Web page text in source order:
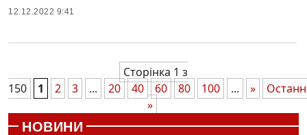
12.12.2022 9:41
Сторінка 1 з
150
1 2 3 ... 20 40 60 80 100 ... »
»
НОВИНИ